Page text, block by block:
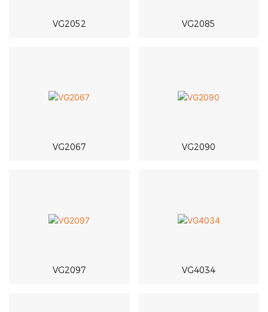
VG2052 VG2085
VG2067 VG2090
VG2097 VG4034